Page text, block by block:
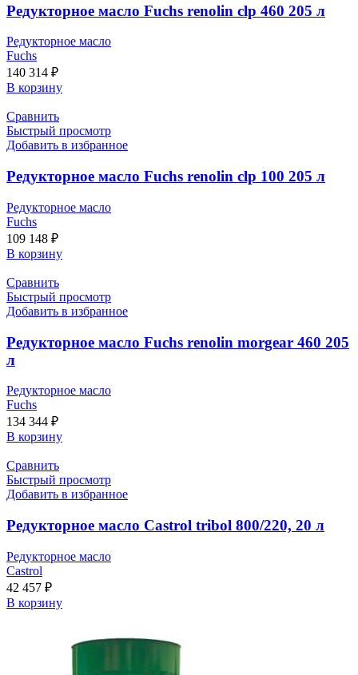
Редукторное масло Fuchs renolin clp 460 205 л
Редукторное масло
Fuchs
140 314 ₽
В корзину
Сравнить
Быстрый просмотр
Добавить в избранное
Редукторное масло Fuchs renolin clp 100 205 л
Редукторное масло
Fuchs
109 148 ₽
В корзину
Сравнить
Быстрый просмотр
Добавить в избранное
Редукторное масло Fuchs renolin morgear 460 205
л
Редукторное масло
Fuchs
134 344 ₽
В корзину
Сравнить
Быстрый просмотр
Добавить в избранное
Редукторное масло Castrol tribol 800/220, 20 л
Редукторное масло
Castrol
42 457 ₽
В корзину